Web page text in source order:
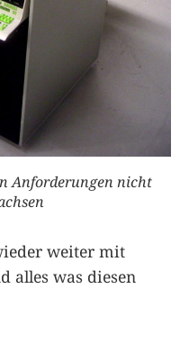
Anforderungen nicht
weiter mit
alles was diesen